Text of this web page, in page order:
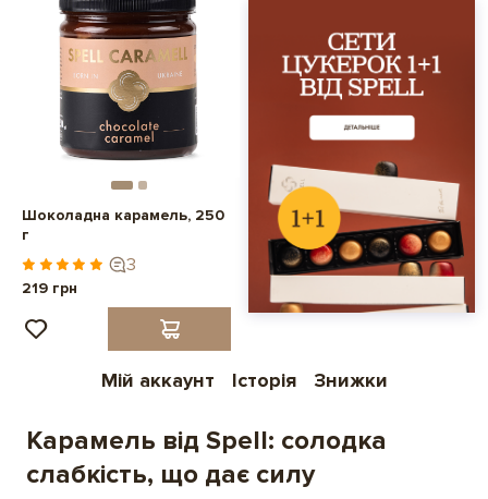
Шоколадна карамель, 250
г
3
219 грн
Мій аккаунт Історія Знижки
Карамель від Spell: солодка
слабкість, що дає силу